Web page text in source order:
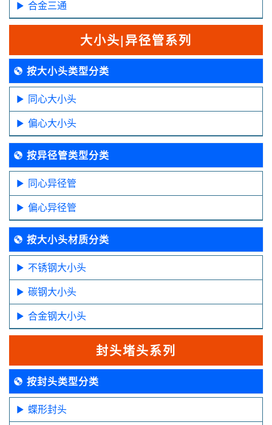
合金三通
大小头|异径管系列
按大小头类型分类
同心大小头
偏心大小头
按异径管类型分类
同心异径管
偏心异径管
按大小头材质分类
不锈钢大小头
碳钢大小头
合金钢大小头
封头堵头系列
按封头类型分类
蝶形封头